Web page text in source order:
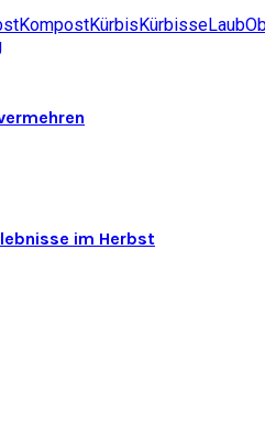
KompostKürbisKürbisseLaub
im Herbst